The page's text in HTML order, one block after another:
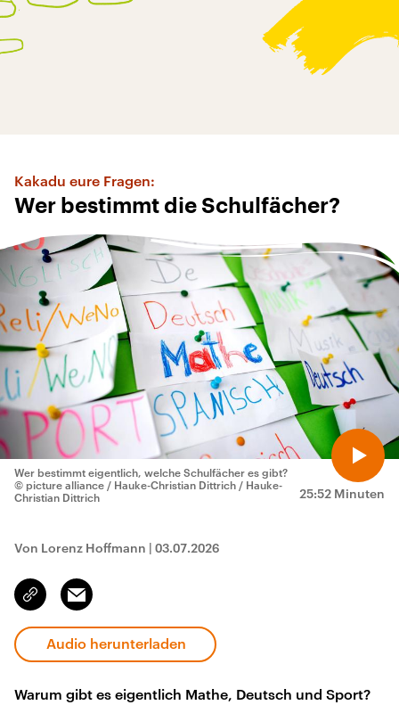
Kakadu eure Fragen:
Wer bestimmt die Schulfächer?
25:52 Minuten
Wer bestimmt eigentlich, welche Schulfächer es gibt?
© picture alliance / Hauke-Christian Dittrich / Hauke-
Christian Dittrich
Von Lorenz Hoffmann | 03.07.2026
Link
kopieren/teilen
Email
Audio herunterladen
Warum gibt es eigentlich Mathe, Deutsch und Sport?